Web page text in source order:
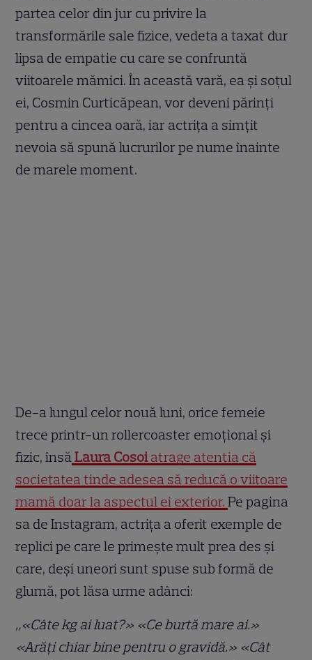
partea celor din jur cu privire la
transformările sale fizice, vedeta a taxat dur
lipsa de empatie cu care se confruntă
viitoarele mămici. În această vară, ea și soțul
ei, Cosmin Curticăpean, vor deveni părinți
pentru a cincea oară, iar actrița a simțit
nevoia să spună lucrurilor pe nume înainte
de marele moment.
De-a lungul celor nouă luni, orice femeie
trece printr-un rollercoaster emoțional și
fizic, însăLaura Cosoiatrage atenția că
societatea tinde adesea să reducă o viitoare
mamă doar la aspectul ei exterior.Pe pagina
sa de Instagram, actrița a oferit exemple de
replici pe care le primește mult prea des și
care, deși uneori sunt spuse sub formă de
glumă, pot lăsa urme adânci:
„«Câte kg ai luat?» «Ce burtă mare ai.»
«Arăți chiar bine pentru o gravidă.» «Cât